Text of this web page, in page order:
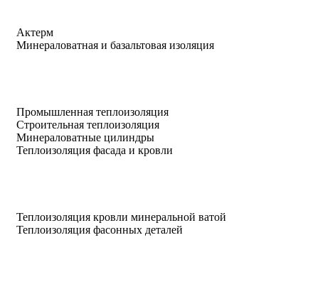
Актерм
Минераловатная и базальтовая изоляция
Промышленная теплоизоляция
Строительная теплоизоляция
Минераловатные цилиндры
Теплоизоляция фасада и кровли
Теплоизоляция кровли минеральной ватой
Теплоизоляция фасонных деталей